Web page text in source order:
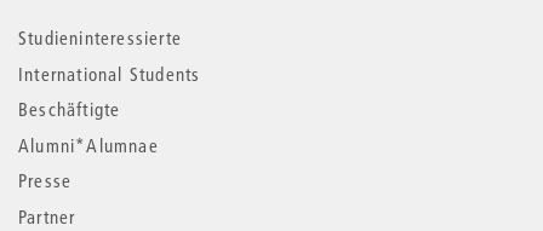
Studieninteressierte
International Students
Beschäftigte
Alumni*Alumnae
Presse
Partner